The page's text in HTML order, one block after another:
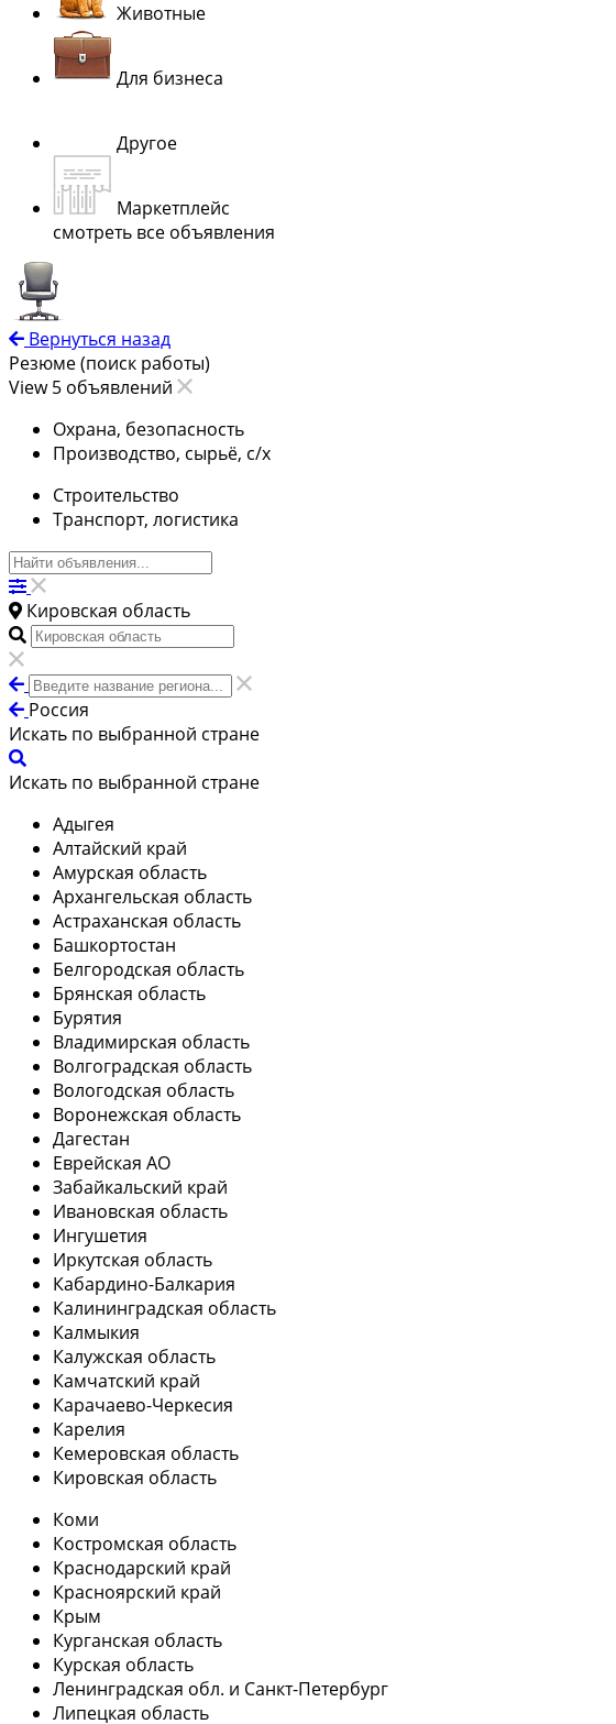
Животные
Для бизнеса
Другое
Маркетплейс
смотреть все объявления
Вернуться назад
Резюме (поиск работы)
View 5 объявлений
Охрана, безопасность
Производство, сырьё, с/х
Строительство
Транспорт, логистика
Кировская область
Россия
Искать по выбранной стране
Искать по выбранной стране
Адыгея
Алтайский край
Амурская область
Архангельская область
Астраханская область
Башкортостан
Белгородская область
Брянская область
Бурятия
Владимирская область
Волгоградская область
Вологодская область
Воронежская область
Дагестан
Еврейская АО
Забайкальский край
Ивановская область
Ингушетия
Иркутская область
Кабардино-Балкария
Калининградская область
Калмыкия
Калужская область
Камчатский край
Карачаево-Черкесия
Карелия
Кемеровская область
Кировская область
Коми
Костромская область
Краснодарский край
Красноярский край
Крым
Курганская область
Курская область
Ленинградская обл. и Санкт-Петербург
Липецкая область